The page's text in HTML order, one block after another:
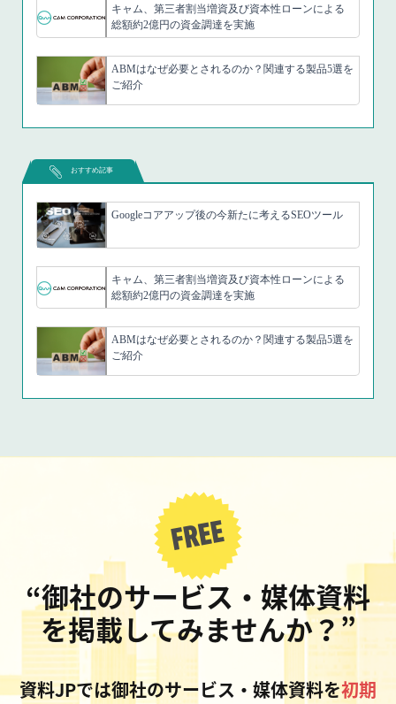
キャム、第三者割当増資及び資本性ローンによる
総額約2億円の資金調達を実施
ABMはなぜ必要とされるのか？関連する製品5選を
ご紹介
おすすめ記事
Googleコアアップ後の今新たに考えるSEOツール
キャム、第三者割当増資及び資本性ローンによる
総額約2億円の資金調達を実施
ABMはなぜ必要とされるのか？関連する製品5選を
ご紹介
“御社のサービス・媒体資料
を掲載してみませんか？”
資料JPでは御社のサービス・媒体資料を初期